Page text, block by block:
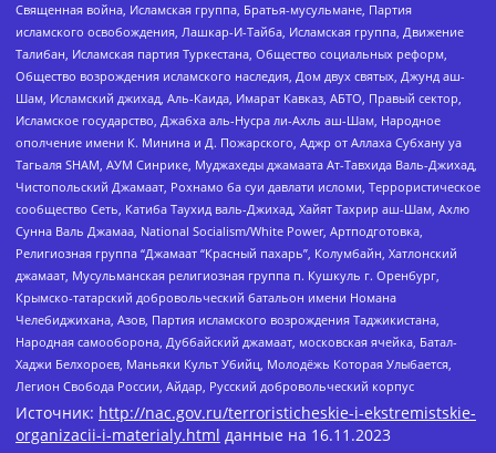
Священная война, Исламская группа, Братья-мусульмане, Партия
исламского освобождения, Лашкар-И-Тайба, Исламская группа, Движение
Талибан, Исламская партия Туркестана, Общество социальных реформ,
Общество возрождения исламского наследия, Дом двух святых, Джунд аш-
Шам, Исламский джихад, Аль-Каида, Имарат Кавказ, АБТО, Правый сектор,
Исламское государство, Джабха аль-Нусра ли-Ахль аш-Шам, Народное
ополчение имени К. Минина и Д. Пожарского, Аджр от Аллаха Субхану уа
Тагьаля SHAM, АУМ Синрике, Муджахеды джамаата Ат-Тавхида Валь-Джихад,
Чистопольский Джамаат, Рохнамо ба суи давлати исломи, Террористическое
сообщество Сеть, Катиба Таухид валь-Джихад, Хайят Тахрир аш-Шам, Ахлю
Сунна Валь Джамаа, National Socialism/White Power, Артподготовка,
Религиозная группа “Джамаат “Красный пахарь”, Колумбайн, Хатлонский
джамаат, Мусульманская религиозная группа п. Кушкуль г. Оренбург,
Крымско-татарский добровольческий батальон имени Номана
Челебиджихана, Азов, Партия исламского возрождения Таджикистана,
Народная самооборона, Дуббайский джамаат, московская ячейка, Батал-
Хаджи Белхороев, Маньяки Культ Убийц, Молодёжь Которая Улыбается,
Легион Свобода России, Айдар, Русский добровольческий корпус
Источник: http://nac.gov.ru/terroristicheskie-i-ekstremistskie-
organizacii-i-materialy.html данные на 16.11.2023